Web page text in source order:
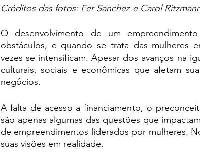
Créditos das fotos: Fer Sanchez e Carol
O desenvolvimento de um
obstáculos, e quando se trata das mulheres
vezes se intensificam. Apesar dos avanços na
culturais, sociais e econômicas que afetam
negócios.
A falta de acesso a financiamento, o
são apenas algumas das questões que
de empreendimentos liderados por mulheres.
suas visões em realidade.